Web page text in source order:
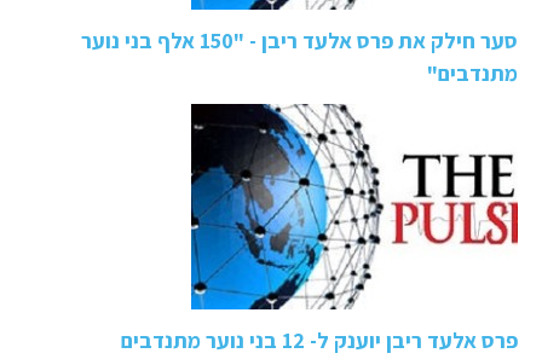
סער חילק את פרס אלעד ריבן - "150 אלף בני נוער
מתנדבים"
פרס אלעד ריבן יוענק ל- 12 בני נוער מתנדבים